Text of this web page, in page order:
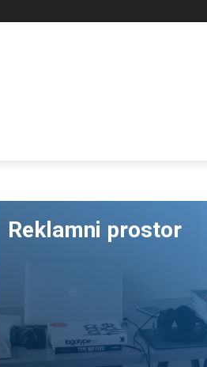
Reklamni prostor